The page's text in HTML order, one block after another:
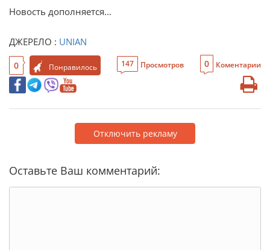
Новость дополняется...
ДЖЕРЕЛО : UNIAN
0 Понравилось 147 Просмотров 0 Коментарии
Отключить рекламу
Оставьте Ваш комментарий: